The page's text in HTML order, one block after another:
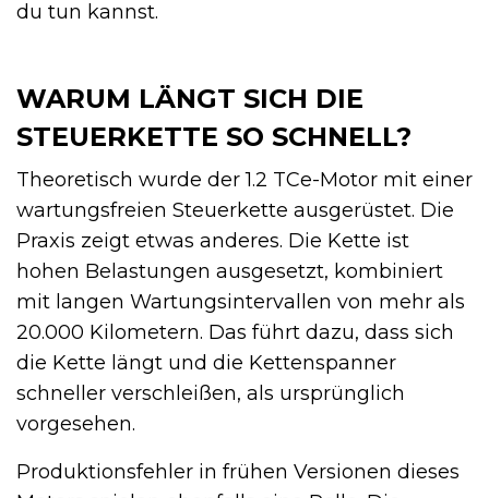
du tun kannst.
WARUM LÄNGT SICH DIE
STEUERKETTE SO SCHNELL?
Theoretisch wurde der 1.2 TCe-Motor mit einer
wartungsfreien Steuerkette ausgerüstet. Die
Praxis zeigt etwas anderes. Die Kette ist
hohen Belastungen ausgesetzt, kombiniert
mit langen Wartungsintervallen von mehr als
20.000 Kilometern. Das führt dazu, dass sich
die Kette längt und die Kettenspanner
schneller verschleißen, als ursprünglich
vorgesehen.
Produktionsfehler in frühen Versionen dieses